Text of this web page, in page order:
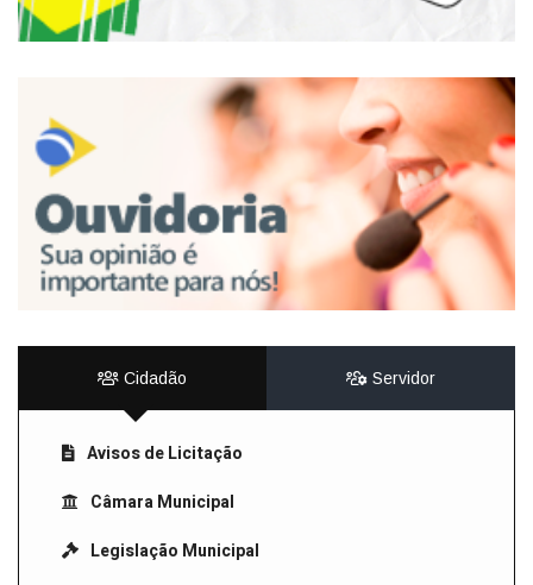
Cidadão Servidor
Avisos de Licitação
Câmara Municipal
Legislação Municipal